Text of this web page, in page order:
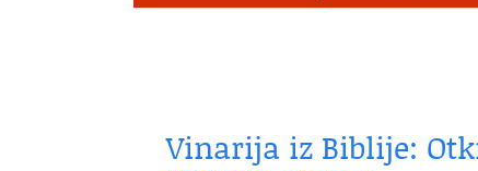
Vinarija iz Biblije: